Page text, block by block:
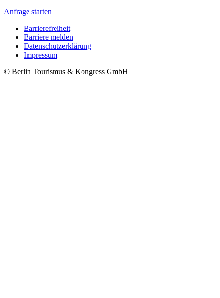
Anfrage starten
Metanavigation
Barrierefreiheit
Barriere melden
Datenschutzerklärung
Impressum
© Berlin Tourismus & Kongress GmbH